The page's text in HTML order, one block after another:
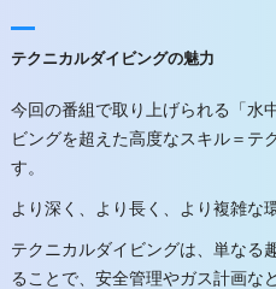
テクニカルダイビングの魅力
今回の番組で取り上げられる「水
ビングを超えた高度なスキル＝テ
す。
より深く、より長く、より複雑な
テクニカルダイビングは、単なる
ることで、安全管理やガス計画な